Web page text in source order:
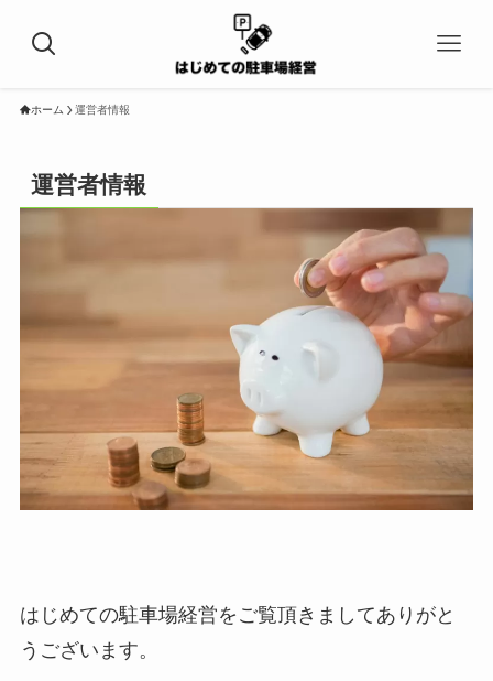
ホーム 運営者情報
運営者情報
はじめての駐車場経営をご覧頂きましてありがと
うございます。